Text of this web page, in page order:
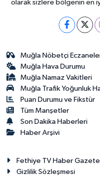
olarak sizlere bölgenin en
Muğla Nöbetçi
Muğla Hava Durumu
Muğla Namaz Vakitleri
Muğla Trafik Yoğunluk
Puan Durumu ve Fikstür
Tüm Manşetler
Son Dakika Haberleri
Haber Arşivi
Fethiye TV Haber
Gizlilik Sözleşmesi